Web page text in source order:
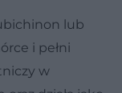
lub
i pełni
w